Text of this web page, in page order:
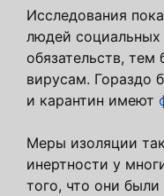
Исследования
людей
обязательств,
вирусам. Гораздо
и карантин имеют
Меры изоляции
инертности у
того, что они